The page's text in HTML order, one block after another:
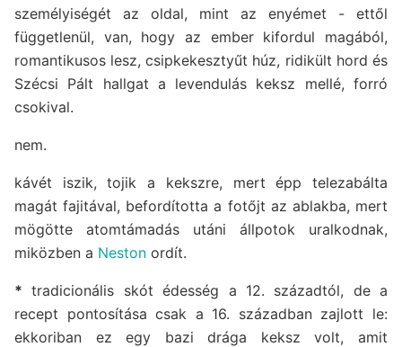
személyiségét az oldal, mint az enyémet - ettől
függetlenül, van, hogy az ember kifordul magából,
romantikusos lesz, csipkekesztyűt húz, ridikült hord és
Szécsi Pált hallgat a levendulás keksz mellé, forró
csokival.
nem.
kávét iszik, tojik a kekszre, mert épp telezabálta
magát fajitával, befordította a fotőjt az ablakba, mert
mögötte atomtámadás utáni állpotok uralkodnak,
miközben a Neston ordít.
* tradicionális skót édesség a 12. századtól, de a
recept pontosítása csak a 16. században zajlott le:
ekkoriban ez egy bazi drága keksz volt, amit